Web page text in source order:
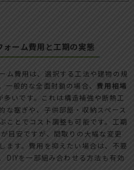
ーム費用と工期の実態
ム費用は、選択する工法や建物の規
一般的な全面封鎖の場合、 費用相場
多いです。これは構造補強や断熱工
な塞ぎや、子供部屋・収納スペース
ことでコスト調整も可能です。工期
が目安ですが、間取りの大幅な変更
ます。費用を抑えたい場合は、不要
DIYを一部組み合わせる方法も有効